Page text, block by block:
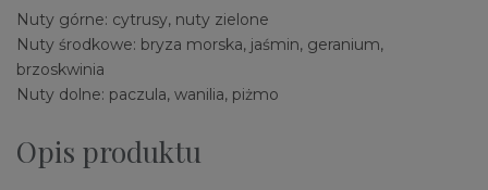
Nuty górne: cytrusy, nuty zielone
Nuty środkowe: bryza morska, jaśmin, geranium,
brzoskwinia
Nuty dolne: paczula, wanilia, piżmo
Opis produktu